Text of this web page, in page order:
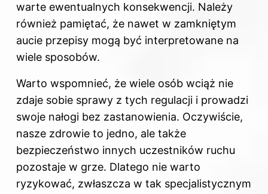
warte ewentualnych konsekwencji. Należy
również pamiętać, że nawet w zamkniętym
aucie przepisy mogą być interpretowane na
wiele sposobów.
Warto wspomnieć, że wiele osób wciąż nie
zdaje sobie sprawy z tych regulacji i prowadzi
swoje nałogi bez zastanowienia. Oczywiście,
nasze zdrowie to jedno, ale także
bezpieczeństwo innych uczestników ruchu
pozostaje w grze. Dlatego nie warto
ryzykować, zwłaszcza w tak specjalistycznym